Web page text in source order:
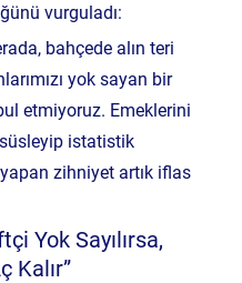
vurguladı:
bahçede alın teri
yok sayan bir
etmiyoruz. Emeklerini
istatistik
zihniyet artık iflas
Yok Sayılırsa,
Kalır”